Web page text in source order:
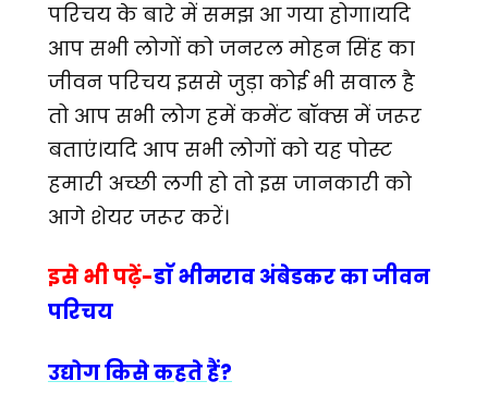
परिचय के बारे में समझ आ गया होगा।यदि
आप सभी लोगों को जनरल मोहन सिंह का
जीवन परिचय इससे जुड़ा कोई भी सवाल है
तो आप सभी लोग हमें कमेंट बॉक्स में जरूर
बताएं।यदि आप सभी लोगों को यह पोस्ट
हमारी अच्छी लगी हो तो इस जानकारी को
आगे शेयर जरूर करें।
इसे भी पढ़ें-डाॅ भीमराव अंबेडकर का जीवन
परिचय
उद्योग किसे कहते हैं?